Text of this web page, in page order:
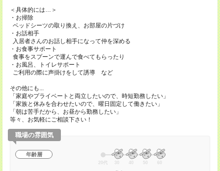
＜具体的には…＞
・お掃除
ベッドシーツの取り換え、お部屋の片づけ
・お話相手
入居者さんのお話し相手になって仲を深める
・お食事サポート
食事をスプーンで運んで食べてもらったり
・お風呂、トイレサポート
ご利用の際に声掛けをして誘導 など
その他にも...
「家庭やプライベートと両立したいので、時短勤務したい」
「家族と休みを合わせたいので、曜日固定して働きたい」
「朝は苦手だから、お昼から勤務したい」
等々、お気軽にご相談下さい！
職場の雰囲気
年齢層
20代 30 40 50 60